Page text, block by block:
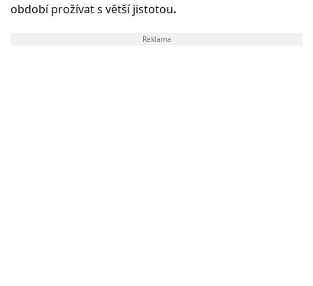
období prožívat s větší jistotou.
Reklama